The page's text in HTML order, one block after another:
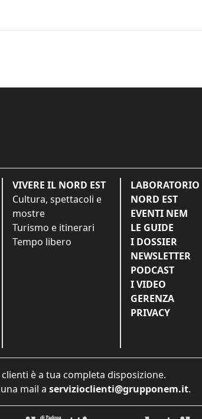
VIVERE IL NORD EST
Cultura, spettacoli e
mostre
Turismo e itinerari
Tempo libero
LABORATORIO
NORD EST
EVENTI NEM
LE GUIDE
I DOSSIER
NEWSLETTER
PODCAST
I VIDEO
GERENZA
PRIVACY
è a tua completa disposizione.
mail a servizioclienti@grupponem.it.